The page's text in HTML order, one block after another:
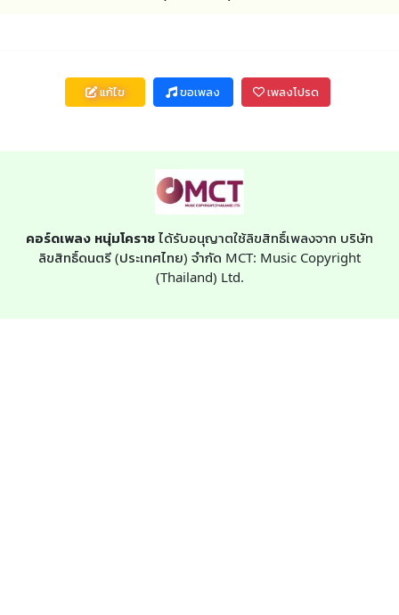
แก้ไข ขอเพลง เพลงโปรด
คอร์ดเพลง หนุ่มโคราช ได้รับอนุญาตใช้ลิขสิทธิ์เพลงจาก บริษัท
ลิขสิทธิ์ดนตรี (ประเทศไทย) จำกัด MCT: Music Copyright
(Thailand) Ltd.